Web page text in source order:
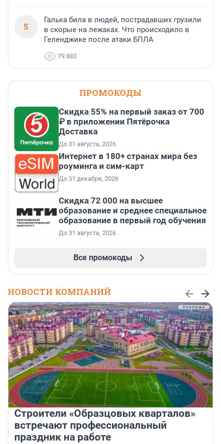
5
Галька била в людей, пострадавших грузили
в скорые на лежаках. Что происходило в
Геленджике после атаки БПЛА
79 883
ПРОМОКОДЫ
Скидка 55% на первый заказ от 700
₽ в приложении Пятёрочка
Доставка
До 31 августа, 2026
Интернет в 180+ странах мира без
роуминга и сим-карт
До 31 декабря, 2026
Скидка 72 000 на высшее
образование и среднее специальное
образование в первый год обучения
До 31 августа, 2026
Все промокоды
НОВОСТИ КОМПАНИЙ
Строители «Образцовых кварталов»
встречают профессиональный
праздник на работе